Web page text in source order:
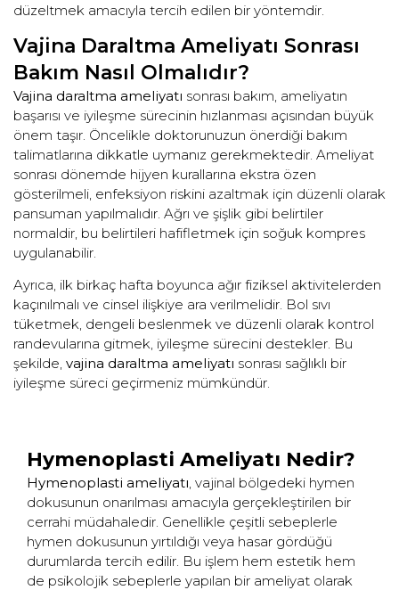
düzeltmek amacıyla tercih edilen bir yöntemdir.
Vajina Daraltma Ameliyatı Sonrası
Bakım Nasıl Olmalıdır?
Vajina daraltma ameliyatı sonrası bakım, ameliyatın
başarısı ve iyileşme sürecinin hızlanması açısından büyük
önem taşır. Öncelikle doktorunuzun önerdiği bakım
talimatlarına dikkatle uymanız gerekmektedir. Ameliyat
sonrası dönemde hijyen kurallarına ekstra özen
gösterilmeli, enfeksiyon riskini azaltmak için düzenli olarak
pansuman yapılmalıdır. Ağrı ve şişlik gibi belirtiler
normaldir, bu belirtileri hafifletmek için soğuk kompres
uygulanabilir.
Ayrıca, ilk birkaç hafta boyunca ağır fiziksel aktivitelerden
kaçınılmalı ve cinsel ilişkiye ara verilmelidir. Bol sıvı
tüketmek, dengeli beslenmek ve düzenli olarak kontrol
randevularına gitmek, iyileşme sürecini destekler. Bu
şekilde, vajina daraltma ameliyatı sonrası sağlıklı bir
iyileşme süreci geçirmeniz mümkündür.
Hymenoplasti Ameliyatı Nedir?
Hymenoplasti ameliyatı , vajinal bölgedeki hymen
dokusunun onarılması amacıyla gerçekleştirilen bir
cerrahi müdahaledir. Genellikle çeşitli sebeplerle
hymen dokusunun yırtıldığı veya hasar gördüğü
durumlarda tercih edilir. Bu işlem hem estetik hem
de psikolojik sebeplerle yapılan bir ameliyat olarak